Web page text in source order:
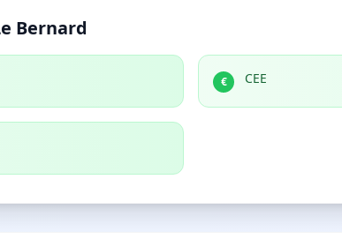
Bernard
€ CEE